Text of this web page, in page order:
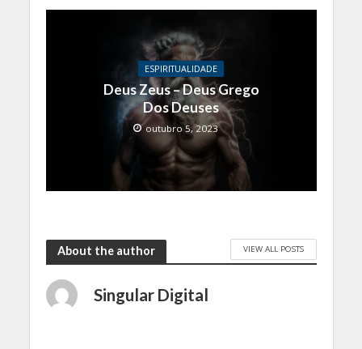
ESPIRITUALIDADE
Deus Zeus – Deus Grego
Dos Deuses
outubro 5, 2023
About the author VIEW ALL POSTS
Singular Digital